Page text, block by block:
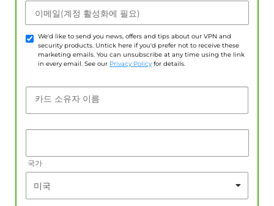
이메일(계정 활성화에 필요)
We'd like to send you news, offers and tips about our VPN and
security products. Untick here if you'd prefer not to receive these
marketing emails. You can unsubscribe at any time using the link
in every email. See our Privacy Policy for details.
카드 소유자 이름
국가